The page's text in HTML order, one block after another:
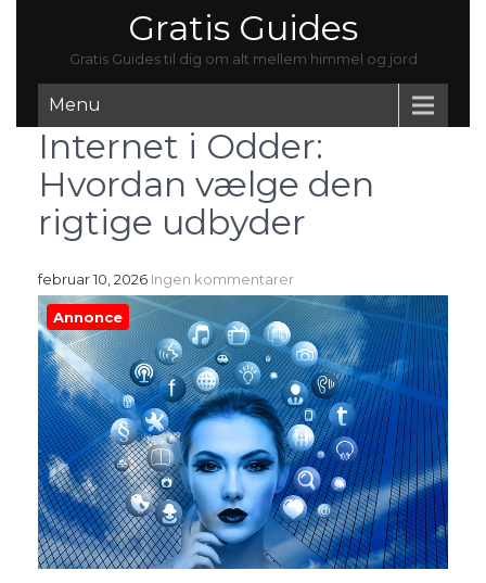
Gratis Guides
Gratis Guides til dig om alt mellem himmel og jord
Menu
Internet i Odder:
Hvordan vælge den
rigtige udbyder
februar 10, 2026 Ingen kommentarer
Annonce